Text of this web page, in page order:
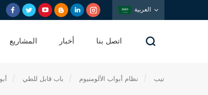
العربية
المشاريع أخبار اتصل بنا
تيب / نظام أبواب الألومنيوم / باب قابل للطي /